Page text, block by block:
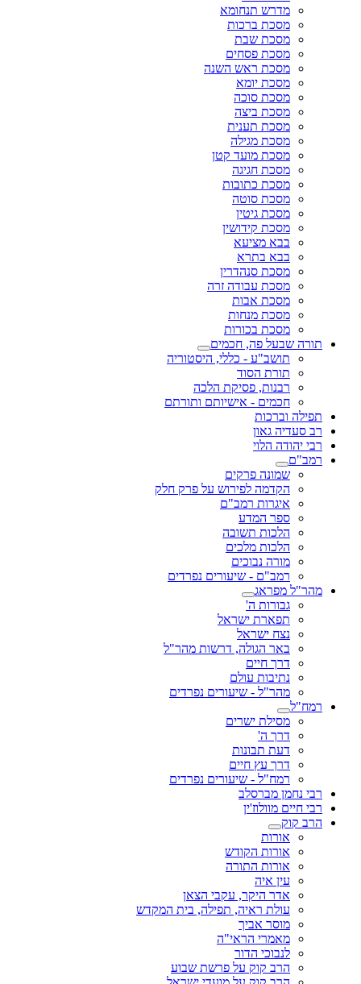
מדרש תנחומא
מסכת ברכות
מסכת שבת
מסכת פסחים
מסכת ראש השנה
מסכת יומא
מסכת סוכה
מסכת ביצה
מסכת תענית
מסכת מגילה
מסכת מועד קטן
מסכת חגיגה
מסכת כתובות
מסכת סוטה
מסכת גיטין
מסכת קידושין
בבא מציעא
בבא בתרא
מסכת סנהדרין
מסכת עבודה זרה
מסכת אבות
מסכת מנחות
מסכת בכורות
תורה שבעל פה, חכמים
תושב"ע - כללי, היסטוריה
תורת הסוד
רבנות, פסיקת הלכה
חכמים - אישיותם ותורתם
תפילה וברכות
רב סעדיה גאון
רבי יהודה הלוי
רמב"ם
שמונה פרקים
הקדמה לפירוש על פרק חלק
איגרות רמב"ם
ספר המדע
הלכות תשובה
הלכות מלכים
מורה נבוכים
רמב"ם - שיעורים נפרדים
מהר"ל מפראג
גבורות ה'
תפארת ישראל
נצח ישראל
באר הגולה, דרשות מהר"ל
דרך חיים
נתיבות עולם
מהר"ל - שיעורים נפרדים
רמח"ל
מסילת ישרים
דרך ה'
דעת תבונות
דרך עץ חיים
רמח"ל - שיעורים נפרדים
רבי נחמן מברסלב
רבי חיים מוולוז'ין
הרב קוק
אורות
אורות הקודש
אורות התורה
עין איה
אדר היקר, עקבי הצאן
עולת ראיה, תפילה, בית המקדש
מוסר אביך
מאמרי הראי"ה
לנבוכי הדור
הרב קוק על פרשת שבוע